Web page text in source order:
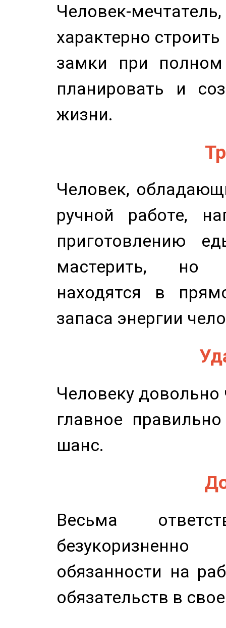
Человек-
характерно
замки при полном
планировать и
жизни.
Человек,
ручной работе,
приготовлению
мастерить, но
находятся в
запаса энергии
Человеку довольно
главное
шанс.
Весьма
обязанности на
обязательств в